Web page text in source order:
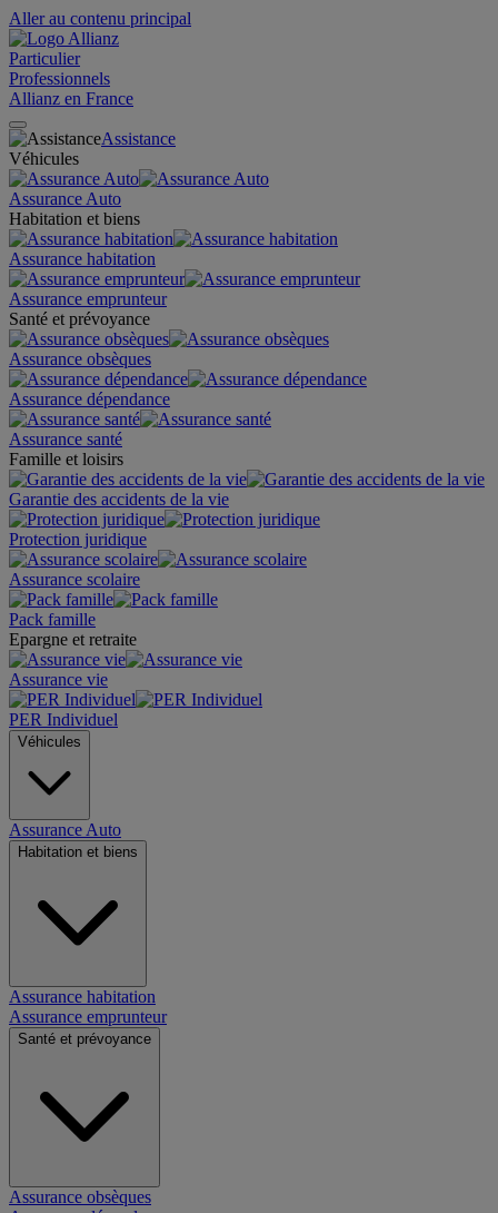
Aller au contenu principal
Particulier
Professionnels
Allianz en France
Assistance
Véhicules
Assurance Auto
Habitation et biens
Assurance habitation
Assurance emprunteur
Santé et prévoyance
Assurance obsèques
Assurance dépendance
Assurance santé
Famille et loisirs
Garantie des accidents de la vie
Protection juridique
Assurance scolaire
Pack famille
Epargne et retraite
Assurance vie
PER Individuel
Véhicules
Assurance Auto
Habitation et biens
Assurance habitation
Assurance emprunteur
Santé et prévoyance
Assurance obsèques